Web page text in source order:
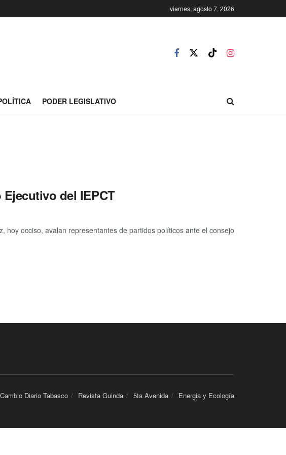
viernes, agosto 7, 2026
PODER LEGISLATIVO
del IEPCT
hoy occiso, avalan representantes de partidos políticos ante el consejo
Diario Tabasco Revista Guinda 5ta Avenida Energia y Ecología